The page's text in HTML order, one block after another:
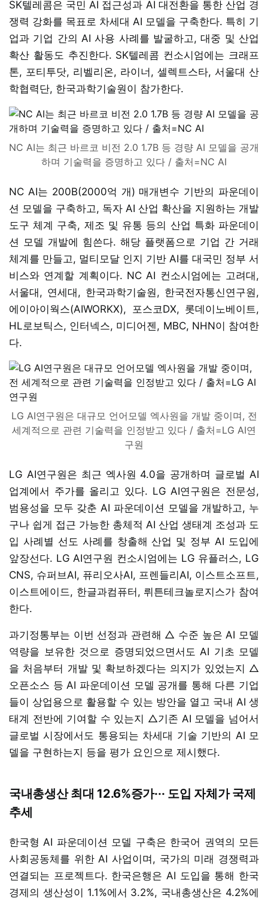
SK텔레콤은 국민 AI 접근성과 AI 대전환을 통한 산업 경
쟁력 강화를 목표로 차세대 AI 모델을 구축한다. 특히 기
업과 기업 간의 AI 사용 사례를 발굴하고, 대중 및 산업
확산 활동도 추진한다. SK텔레콤 컨소시엄에는 크래프
톤, 포티투닷, 리벨리온, 라이너, 셀렉트스타, 서울대 산
학협력단, 한국과학기술원이 참가한다.
NC AI는 최근 바르코 비전 2.0 1.7B 등 경량 AI 모델을 공개
하며 기술력을 증명하고 있다 / 출처=NC AI
NC AI는 200B(2000억 개) 매개변수 기반의 파운데이
션 모델을 구축하고, 독자 AI 산업 확산을 지원하는 개발
도구 체계 구축, 제조 및 유통 등의 산업 특화 파운데이
션 모델 개발에 힘쓴다. 해당 플랫폼으로 기업 간 거래
체계를 만들고, 멀티모달 인지 기반 AI를 대국민 정부 서
비스와 연계할 계획이다. NC AI 컨소시엄에는 고려대,
서울대, 연세대, 한국과학기술원, 한국전자통신연구원,
에이아이웍스(AIWORKX), 포스코DX, 롯데이노베이트,
HL로보틱스, 인터넥스, 미디어젠, MBC, NHN이 참여한
다.
LG AI연구원은 대규모 언어모델 엑사원을 개발 중이며, 전
세계적으로 관련 기술력을 인정받고 있다 / 출처=LG AI연
구원
LG AI연구원은 최근 엑사원 4.0을 공개하며 글로벌 AI
업계에서 주가를 올리고 있다. LG AI연구원은 전문성,
범용성을 모두 갖춘 AI 파운데이션 모델을 개발하고, 누
구나 쉽게 접근 가능한 총체적 AI 산업 생태계 조성과 도
입 사례별 선도 사례를 창출해 산업 및 정부 AI 도입에
앞장선다. LG AI연구원 컨소시엄에는 LG 유플러스, LG
CNS, 슈퍼브AI, 퓨리오사AI, 프렌들리AI, 이스트소프트,
이스트에이드, 한글과컴퓨터, 뤼튼테크놀로지스가 참여
한다.
과기정통부는 이번 선정과 관련해 △ 수준 높은 AI 모델
역량을 보유한 것으로 증명되었으면서도 AI 기초 모델
을 처음부터 개발 및 확보하겠다는 의지가 있었는지 △
오픈소스 등 AI 파운데이션 모델 공개를 통해 다른 기업
들이 상업용으로 활용할 수 있는 방안을 열고 국내 AI 생
태계 전반에 기여할 수 있는지 △기존 AI 모델을 넘어서
글로벌 시장에서도 통용되는 차세대 기술 기반의 AI 모
델을 구현하는지 등을 평가 요인으로 제시했다.
국내총생산 최대 12.6%증가··· 도입 자체가 국제
추세
한국형 AI 파운데이션 모델 구축은 한국어 권역의 모든
사회공동체를 위한 AI 사업이며, 국가의 미래 경쟁력과
연결되는 프로젝트다. 한국은행은 AI 도입을 통해 한국
경제의 생산성이 1.1%에서 3.2%, 국내총생산은 4.2%에